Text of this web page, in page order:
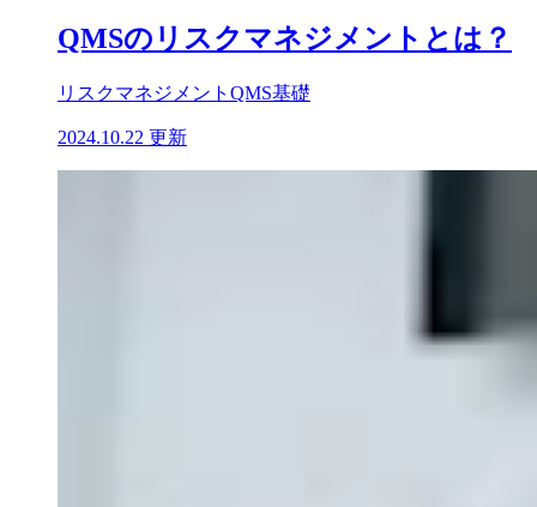
QMSのリスクマネジメントとは？
リスクマネジメント QMS基礎
2024.10.22 更新